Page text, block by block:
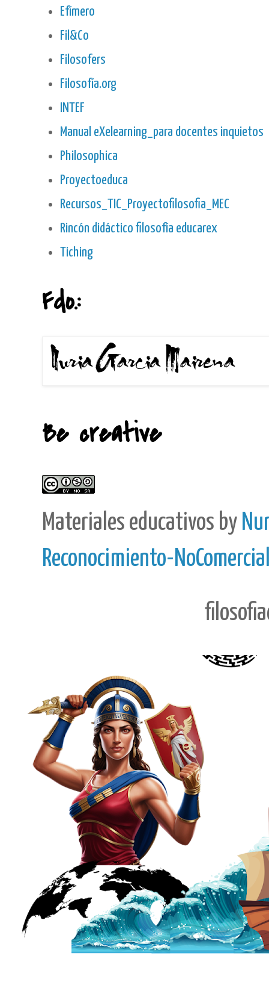
Efímero
Fil&Co
Filosofers
Filosofía.org
INTEF
Manual eXelearning_para docentes inquietos
Philosophica
Proyectoeduca
Recursos_TIC_Proyectofilosofia_MEC
Rincón didáctico filosofía educarex
Tiching
Fdo.:
Be creative
Materiales educativos by
Reconocimiento-